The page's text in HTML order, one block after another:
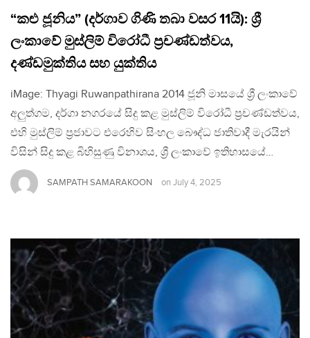
“කළු ජූනිය” (දර්ගාව ගිණි තබා වසර 11යි): ශ්‍රී
ලංකාවේ මුස්ලිම් විරෝධී ප්‍රචණ්ඩත්වය,
දණ්ඩමුක්තිය සහ යුක්තිය
iMage: Thyagi Ruwanpathirana 2014 ජූනි මාසයේ ශ්‍රී ලංකාවේ
අලුත්ගම, දර්ගා නගරයේ සිදු කළ මුස්ලිම් විරෝධී ප්‍රචණ්ඩත්වය,
එහි මුස්ලිම් ප්‍රජාවට එරෙහිව සිංහල බෞද්ධ ජාතිවාදී මැරයින්
විසින් සිදු කළ බිහිසුණු විනාශය, ශ්‍රී ලංකාවේ ඉතිහාසයේ…
SAMPATH SAMARAKOON on July 4, 2025